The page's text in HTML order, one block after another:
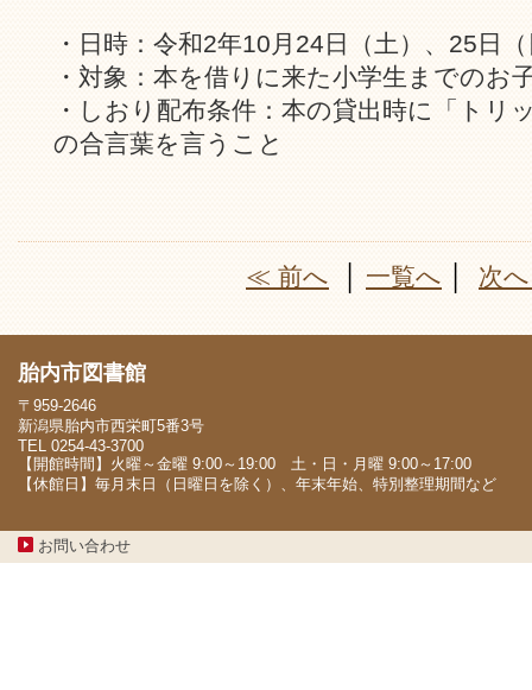
・日時：令和2年10月24日（土）、25日
・対象：本を借りに来た小学生までのお
・しおり配布条件：本の貸出時に「トリ
の合言葉を言うこと
≪ 前へ 一覧へ 次
胎内市図書館
〒959-2646
新潟県胎内市西栄町5番3号
TEL 0254-43-3700
【開館時間】火曜～金曜 9:00～19:00 土・日・月曜 9:00～17:00
【休館日】毎月末日（日曜日を除く）、年末年始、特別整理期間など
お問い合わせ